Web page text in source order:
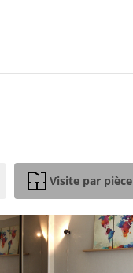
Visite par pièce